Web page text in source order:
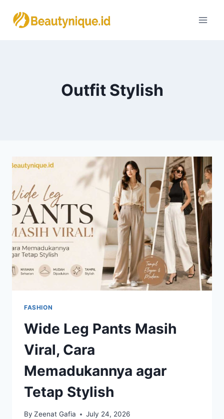
Outfit Stylish
FASHION
Wide Leg Pants Masih
Viral, Cara
Memadukannya agar
Tetap Stylish
By Zeenat Gafia July 24, 2026